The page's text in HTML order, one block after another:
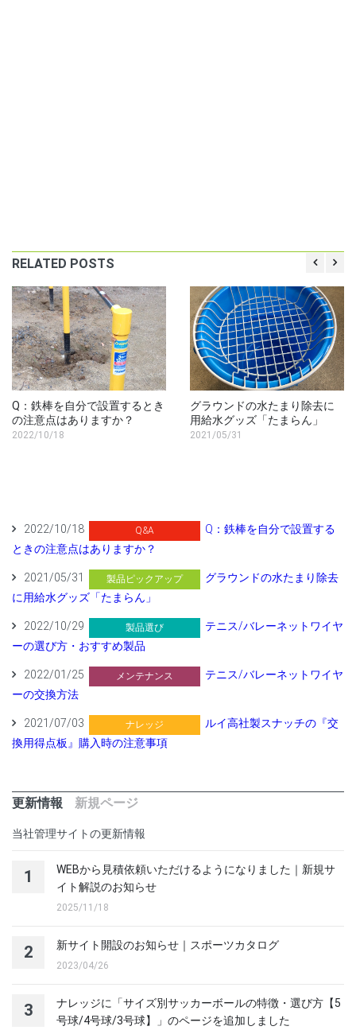
RELATED POSTS
Q：鉄棒を自分で設置するとき
の注意点はありますか？
2022/10/18
グラウンドの水たまり除去に
用給水グッズ「たまらん」
2021/05/31
2022/10/18 Q&A
Q：鉄棒を自分で設置する
ときの注意点はありますか？
2021/05/31 製品ピックアップ
グラウンドの水たまり除去
に用給水グッズ「たまらん」
2022/10/29 製品選び
テニス/バレーネットワイヤ
ーの選び方・おすすめ製品
2022/01/25 メンテナンス
テニス/バレーネットワイヤ
ーの交換方法
2021/07/03 ナレッジ
ルイ高社製スナッチの『交
換用得点板』購入時の注意事項
更新情報 新規ページ
当社管理サイトの更新情報
1
WEBから見積依頼いただけるようになりました｜新規サ
イト解説のお知らせ
2025/11/18
2 新サイト開設のお知らせ｜スポーツカタログ
2023/04/26
3
ナレッジに「サイズ別サッカーボールの特徴・選び方【5
号球/4号球/3号球】」のページを追加しました